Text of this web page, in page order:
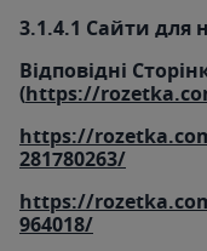
3.1.4.1 Сайти для
Відповідні
(https://
https://
281780263/
https://
964018/